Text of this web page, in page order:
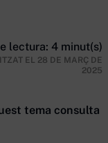
lectura: 4 minut(s)
EL 28 DE MARÇ DE
2025
tema consulta